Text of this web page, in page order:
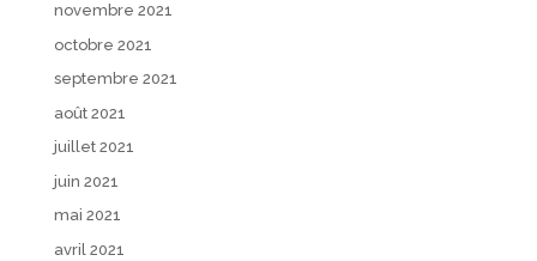
novembre 2021
octobre 2021
septembre 2021
août 2021
juillet 2021
juin 2021
mai 2021
avril 2021